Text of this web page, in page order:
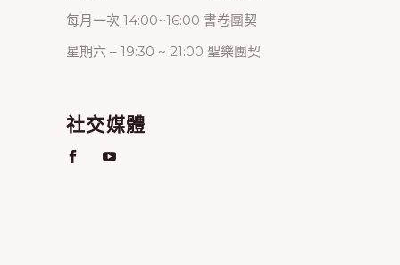
每月一次 14:00~16:00 書卷團契
星期六 – 19:30 ~ 21:00 聖樂團契
社交媒體